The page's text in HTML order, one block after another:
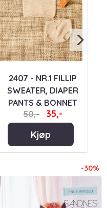
2407 - NR.1 FILLIP
SWEATER, DIAPER
PANTS & BONNET
BABY
50,-
35,-
Kjøp
-30%